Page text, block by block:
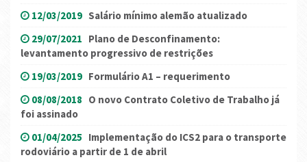
12/03/2019 Salário mínimo alemão atualizado
29/07/2021 Plano de Desconfinamento:
levantamento progressivo de restrições
19/03/2019 Formulário A1 – requerimento
08/08/2018 O novo Contrato Coletivo de Trabalho já
foi assinado
01/04/2025 Implementação do ICS2 para o transporte
rodoviário a partir de 1 de abril